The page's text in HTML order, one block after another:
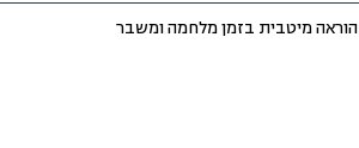
הוראה מיטבית בזמן מלחמה ומשבר